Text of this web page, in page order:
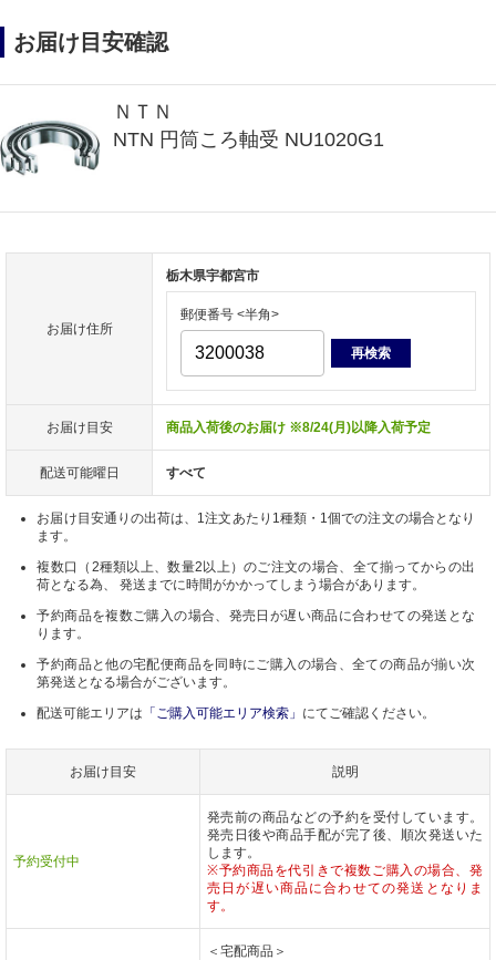
お届け目安確認
ＮＴＮ
NTN 円筒ころ軸受 NU1020G1
お届け住所
栃木県宇都宮市
郵便番号 <半角>
再検索
お届け目安 商品入荷後のお届け ※8/24(月)以降入荷予定
配送可能曜日 すべて
お届け目安通りの出荷は、1注文あたり1種類・1個での注文の場合となり
ます。
複数口（2種類以上、数量2以上）のご注文の場合、全て揃ってからの出
荷となる為、 発送までに時間がかかってしまう場合があります。
予約商品を複数ご購入の場合、発売日が遅い商品に合わせての発送とな
ります。
予約商品と他の宅配便商品を同時にご購入の場合、全ての商品が揃い次
第発送となる場合がございます。
配送可能エリアは 「ご購入可能エリア検索」 にてご確認ください。
お届け目安 説明
予約受付中
発売前の商品などの予約を受付しています。
発売日後や商品手配が完了後、順次発送いた
します。
※予約商品を代引きで複数ご購入の場合、発
売日が遅い商品に合わせての発送となりま
す。
＜宅配商品＞